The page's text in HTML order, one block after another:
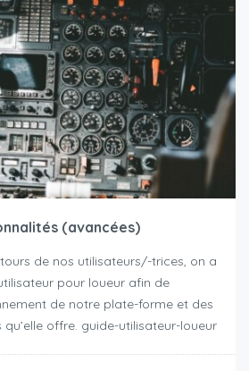
(avancées)
de nos utilisateurs/-trices, on a
pour loueur afin de
de notre plate-forme et des
offre. guide-utilisateur-loueur